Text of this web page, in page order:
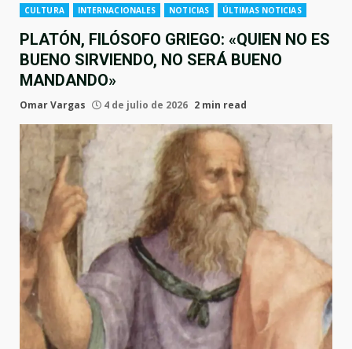
CULTURA INTERNACIONALES NOTICIAS ÚLTIMAS NOTICIAS
PLATÓN, FILÓSOFO GRIEGO: «QUIEN NO ES
BUENO SIRVIENDO, NO SERÁ BUENO
MANDANDO»
Omar Vargas 4 de julio de 2026 2 min read